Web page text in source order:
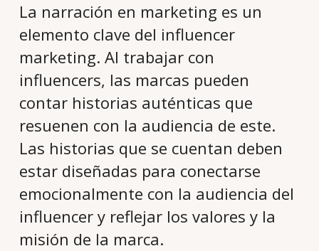
La narración en marketing es un
elemento clave del influencer
marketing. Al trabajar con
influencers, las marcas pueden
contar historias auténticas que
resuenen con la audiencia de este.
Las historias que se cuentan deben
estar diseñadas para conectarse
emocionalmente con la audiencia del
influencer y reflejar los valores y la
misión de la marca.